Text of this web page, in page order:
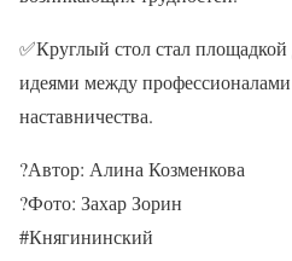
✅Круглый стол стал
идеями между профессионалами
наставничества.
?Автор: Алина Козменкова
?Фото: Захар Зорин
#Княгининский